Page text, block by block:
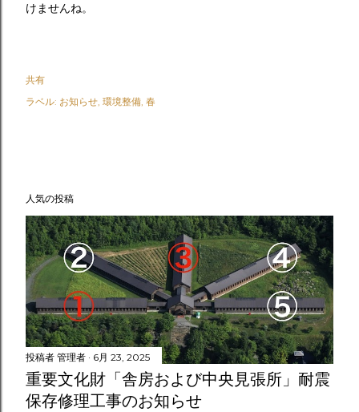
けませんね。
共有
ラベル: お知らせ 環境整備 春
人気の投稿
投稿者 管理者 6月 23, 2025
重要文化財「舎房および中央見張所」耐震
保存修理工事のお知らせ